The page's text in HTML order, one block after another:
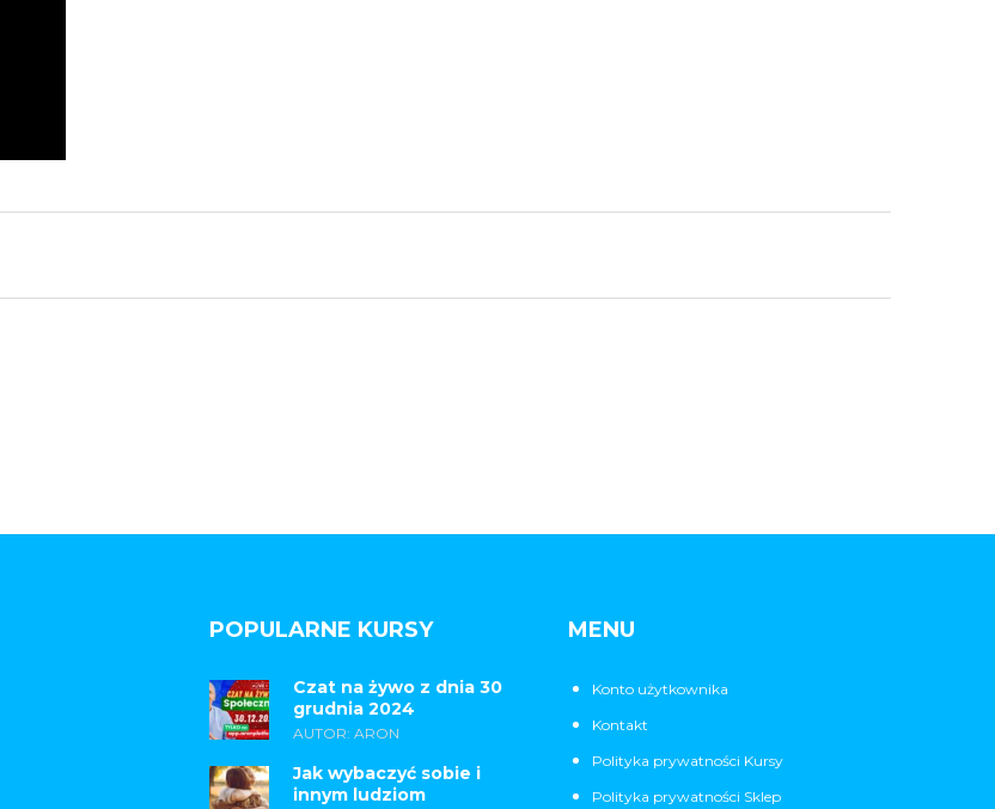
POPULARNE KURSY
Czat na żywo z dnia 30
grudnia 2024
AUTOR: ARON
Jak wybaczyć sobie i
innym ludziom
MENU
Konto użytkownika
Kontakt
Polityka prywatności Kursy
Polityka prywatności Sklep